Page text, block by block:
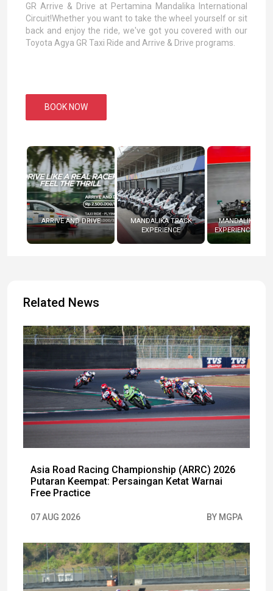
GR Arrive & Drive at Pertamina Mandalika International
Circuit!Whether you want to take the wheel yourself or sit
back and enjoy the ride, we've got you covered with our
Toyota Agya GR Taxi Ride and Arrive & Drive programs.
BOOK NOW
ARRIVE AND DRIVE
MANDALIKA TRACK
EXPERIENCE
MANDALIKA
EXPERIENCE
Related News
Asia Road Racing Championship (ARRC) 2026
Putaran Keempat: Persaingan Ketat Warnai
Free Practice
07 AUG 2026 BY MGPA